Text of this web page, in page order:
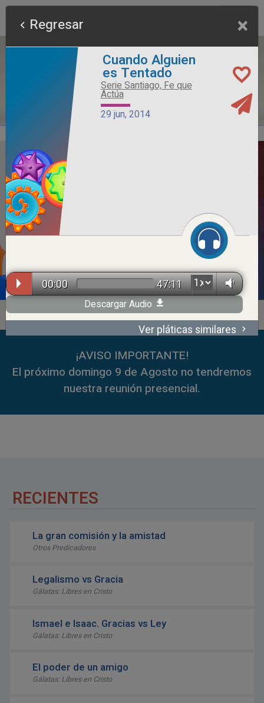
59:35
¡AVISO IMPORTANTE!
El próximo domingo 9 de Agosto no tendremos
nuestra reunión presencial.
RECIENTES
La gran comisión y la amistad
Otros Predicadores
Legalismo vs Gracia
Gálatas: Libres en Cristo
Ismael e Isaac. Gracias vs Ley
Gálatas: Libres en Cristo
El poder de un amigo
Gálatas: Libres en Cristo
Regresar ×
Cuando Alguien
es Tentado
Serie Santiago, Fe que
Actúa
29 jun, 2014
00:00 47:11
Descargar Audio
Ver pláticas similares